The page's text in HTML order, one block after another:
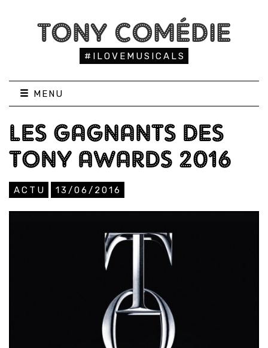
TONY COMÉDIE
#ILOVEMUSICALS
MENU
LES GAGNANTS DES
TONY AWARDS 2016
ACTU 13/06/2016